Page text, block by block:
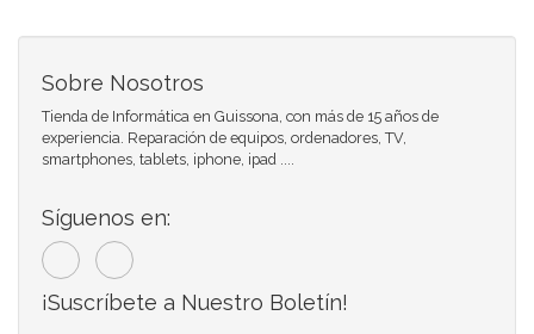
Sobre Nosotros
Tienda de Informática en Guissona, con más de 15 años de
experiencia. Reparación de equipos, ordenadores, TV,
smartphones, tablets, iphone, ipad ....
Síguenos en:
¡Suscríbete a Nuestro Boletín!